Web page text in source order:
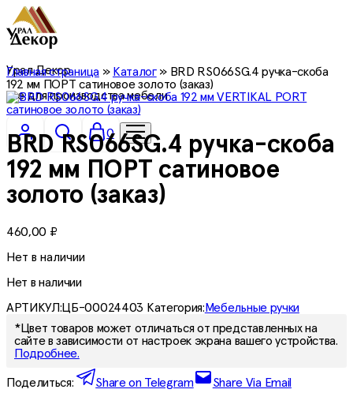
Урал Декор
все для производства мебели
0
Главная страница» Каталог» BRD RS066SG.4 ручка-скоба
192 мм ПОРТ сатиновое золото (заказ)
BRD RS066SG.4 ручка-скоба
192 мм ПОРТ сатиновое
золото (заказ)
460,00 ₽
Нет в наличии
Нет в наличии
АРТИКУЛ:ЦБ-00024403 Категория: Мебельные ручки
*Цвет товаров может отличаться от представленных на
сайте в зависимости от настроек экрана вашего устройства.
Подробнее.
Поделиться: Share on Telegram
Share Via Email